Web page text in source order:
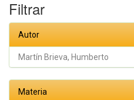
Filtrar
Autor
Martín Brieva, Humberto
Materia